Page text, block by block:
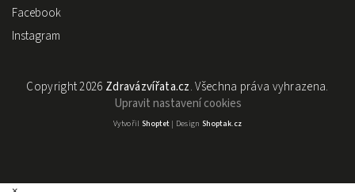
Facebook
Instagram
Copyright 2026 Zdravázvířata.cz. Všechna práva vyhrazena.
Upravit nastavení cookies
Vytvořil Shoptet| Design Shoptak.cz